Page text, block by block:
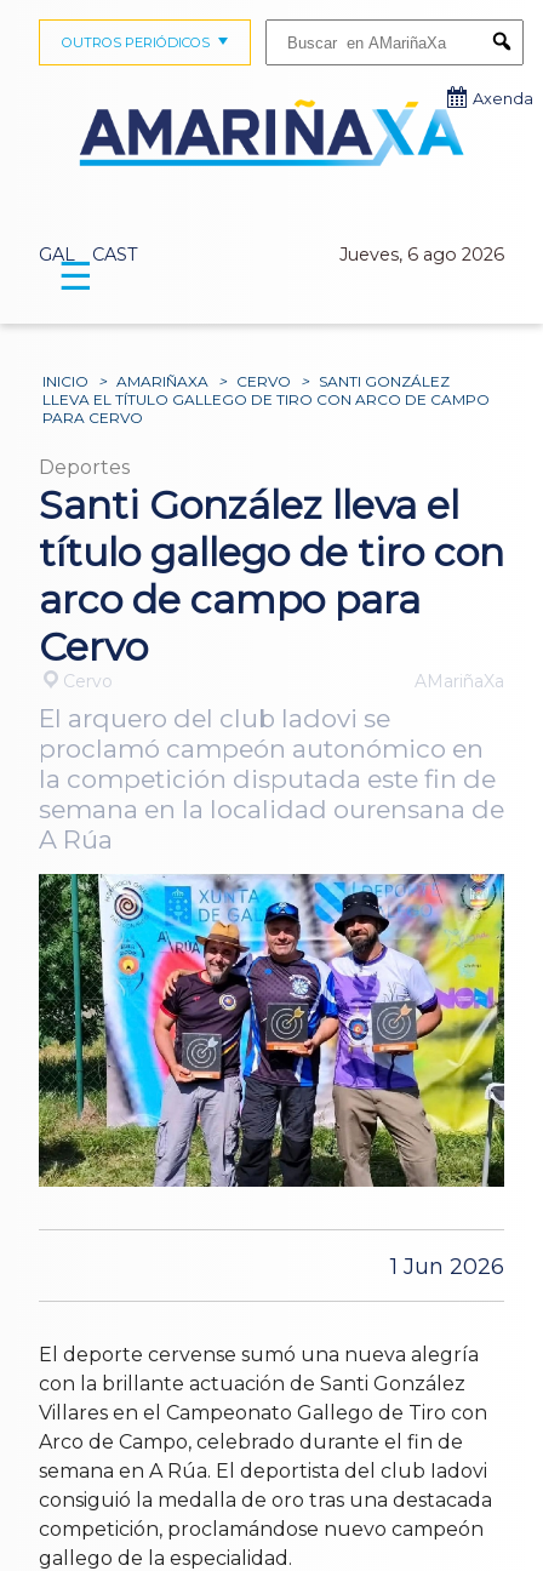
GAL CAST Jueves, 6 ago 2026
OUTROS PERIÓDICOS
Axenda
☰
INICIO > AMARIÑAXA > CERVO > SANTI GONZÁLEZ
LLEVA EL TÍTULO GALLEGO DE TIRO CON ARCO DE CAMPO
PARA CERVO
Deportes
Santi González lleva el
título gallego de tiro con
arco de campo para
Cervo
Cervo AMariñaXa
El arquero del club Iadovi se
proclamó campeón autonómico en
la competición disputada este fin de
semana en la localidad ourensana de
A Rúa
1 Jun 2026
El deporte cervense sumó una nueva alegría
con la brillante actuación de Santi González
Villares en el Campeonato Gallego de Tiro con
Arco de Campo, celebrado durante el fin de
semana en A Rúa. El deportista del club Iadovi
consiguió la medalla de oro tras una destacada
competición, proclamándose nuevo campeón
gallego de la especialidad.